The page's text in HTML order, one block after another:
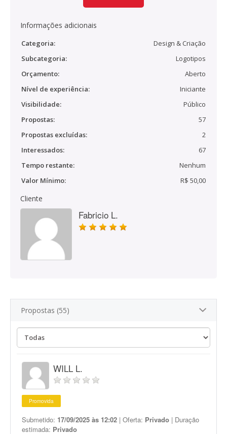
Informações adicionais
Categoria:
Design & Criação
Subcategoria:
Logotipos
Orçamento:
Aberto
Nível de experiência:
Iniciante
Visibilidade:
Público
Propostas:
57
Propostas excluídas:
2
Interessados:
67
Tempo restante:
Nenhum
Valor Mínimo:
R$ 50,00
Cliente
Fabricio L.
Propostas (55)
WILL L.
Promovida
Submetido: 17/09/2025 às 12:02 | Oferta: Privado | Duração
estimada: Privado